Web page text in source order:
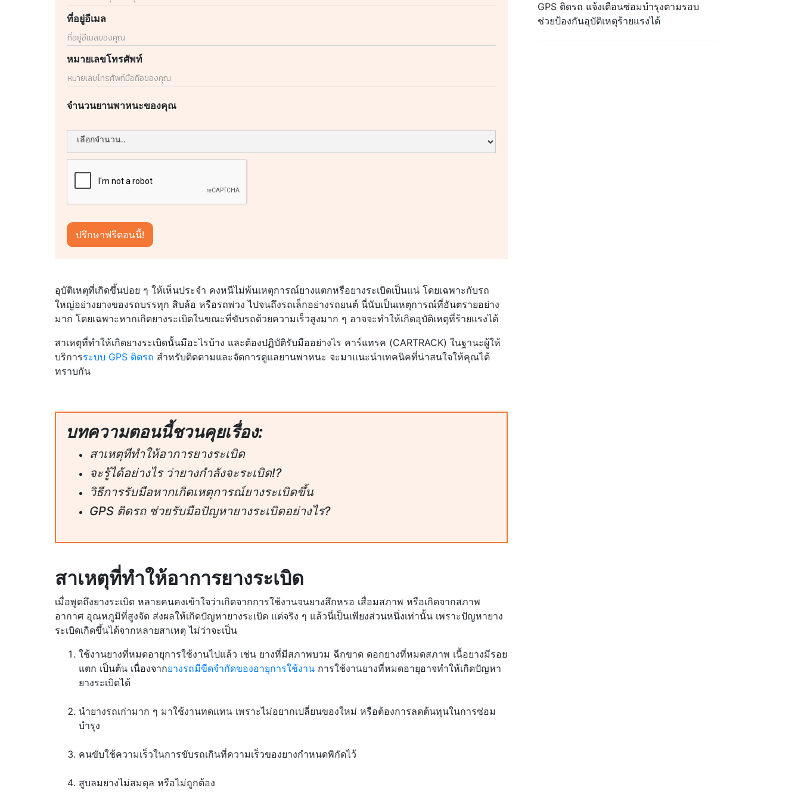
ที่อยู่อีเมล
หมายเลขโทรศัพท์
จำนวนยานพาหนะของคุณ
อุบัติเหตุที่เกิดขึ้นบ่อย ๆ ให้เห็นประจำ คงหนีไม่พ้นเหตุการณ์ยางแตกหรือยางระเบิดเป็นแน่ โดยเฉพาะกับรถ
ใหญ่อย่างยางของรถบรรทุก สิบล้อ หรือรถพ่วง ไปจนถึงรถเล็กอย่างรถยนต์ นี่นับเป็นเหตุการณ์ที่อันตรายอย่าง
มาก โดยเฉพาะหากเกิดยางระเบิดในขณะที่ขับรถด้วยความเร็วสูงมาก ๆ อาจจะทำให้เกิดอุบัติเหตุที่ร้ายแรงได้
สาเหตุที่ทำให้เกิดยางระเบิดนั้นมีอะไรบ้าง และต้องปฏิบัติรับมืออย่างไร คาร์แทรค (CARTRACK) ในฐานะผู้ให้
บริการระบบ GPS ติดรถ สำหรับติดตามและจัดการดูแลยานพาหนะ จะมาแนะนำเทคนิคที่น่าสนใจให้คุณได้
ทราบกัน
บทความตอนนี้ชวนคุยเรื่อง:
สาเหตุที่ทำให้อาการยางระเบิด
จะรู้ได้อย่างไร ว่ายางกำลังจะระเบิด!?
วิธีการรับมือหากเกิดเหตุการณ์ยางระเบิดขึ้น
GPS ติดรถ ช่วยรับมือปัญหายางระเบิดอย่างไร?
สาเหตุที่ทำให้อาการยางระเบิด
เมื่อพูดถึงยางระเบิด หลายคนคงเข้าใจว่าเกิดจากการใช้งานจนยางสึกหรอ เสื่อมสภาพ หรือเกิดจากสภาพ
อากาศ อุณหภูมิที่สูงจัด ส่งผลให้เกิดปัญหายางระเบิด แต่จริง ๆ แล้วนี่เป็นเพียงส่วนหนึ่งเท่านั้น เพราะปัญหายาง
ระเบิดเกิดขึ้นได้จากหลายสาเหตุ ไม่ว่าจะเป็น
ใช้งานยางที่หมดอายุการใช้งานไปแล้ว เช่น ยางที่มีสภาพบวม ฉีกขาด ดอกยางที่หมดสภาพ เนื้อยางมีรอย
แตก เป็นต้น เนื่องจากยางรถมีขีดจำกัดของอายุการใช้งาน การใช้งานยางที่หมดอายุอาจทำให้เกิดปัญหา
ยางระเบิดได้
นำยางรถเก่ามาก ๆ มาใช้งานทดแทน เพราะไม่อยากเปลี่ยนของใหม่ หรือต้องการลดต้นทุนในการซ่อม
บำรุง
คนขับใช้ความเร็วในการขับรถเกินที่ความเร็วของยางกำหนดพิกัดไว้
สูบลมยางไม่สมดุล หรือไม่ถูกต้อง
GPS ติดรถ แจ้งเตือนซ่อมบำรุงตามรอบ
ช่วยป้องกันอุบัติเหตุร้ายแรงได้